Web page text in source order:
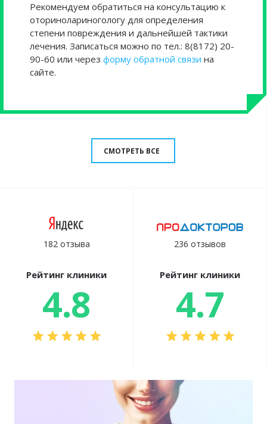
Рекомендуем обратиться на консультацию к
оторинолариногологу для определения
степени повреждения и дальнейшей тактики
лечения. Записаться можно по тел.: 8(8172) 20-
90-60 или через форму обратной связи на
сайте.
СМОТРЕТЬ ВСЕ
182 отзыва
Рейтинг клиники
4.8
236 отзывов
Рейтинг клиники
4.7